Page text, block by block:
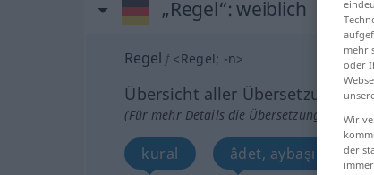
„Regel“: weiblich
Regel f <Regel; -n>
Übersicht aller Übersetzungen
(Für mehr Details die Übersetzung
kural âdet, aybaşı
mehr
oder
Wir
der